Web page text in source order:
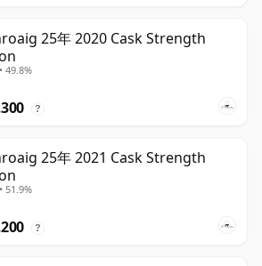
25年 2020 Cask Strength
49.8%
?
25年 2021 Cask Strength
51.9%
?